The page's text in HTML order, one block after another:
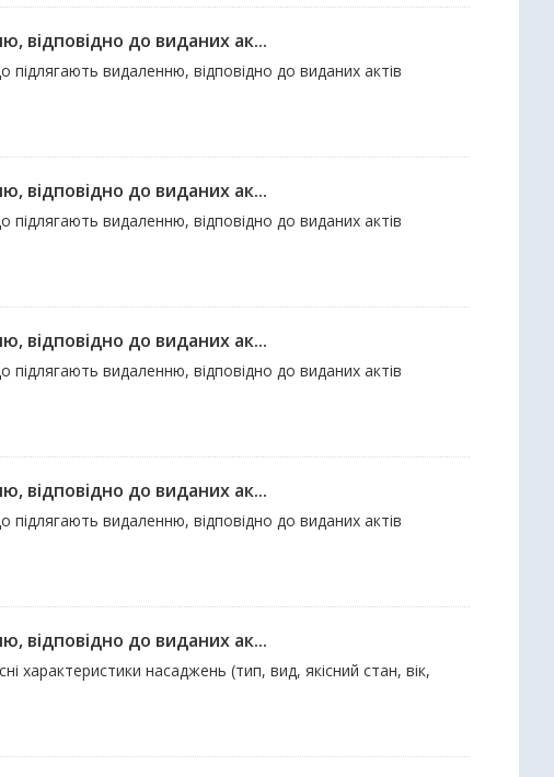
відповідно до виданих ак...
видаленню, відповідно до виданих актів
відповідно до виданих ак...
видаленню, відповідно до виданих актів
відповідно до виданих ак...
видаленню, відповідно до виданих актів
відповідно до виданих ак...
видаленню, відповідно до виданих актів
відповідно до виданих ак...
характеристики насаджень (тип, вид, якісний стан, вік,